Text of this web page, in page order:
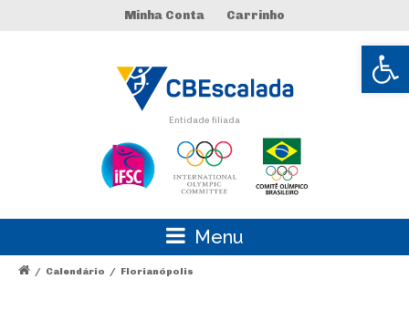
Abrir
Minha Conta Carrinho
Entidade filiada
Menu
/ Calendário / Florianópolis